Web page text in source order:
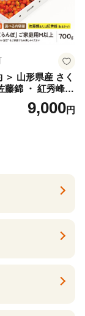
＞ 山形県産 さく
藤錦 ・ 紅秀峰
M以上 700g 【20
から7月上旬発
9,000円